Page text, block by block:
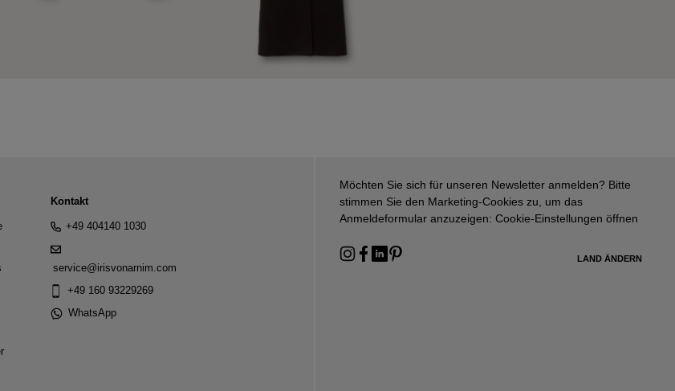
Kontakt
+49 404140 1030
service@irisvonarnim.com
+49 160 93229269
WhatsApp
Möchten Sie sich für unseren Newsletter anmelden? Bitte
stimmen Sie den Marketing-Cookies zu, um das
Anmeldeformular anzuzeigen: Cookie-Einstellungen öffnen
LAND ÄNDERN